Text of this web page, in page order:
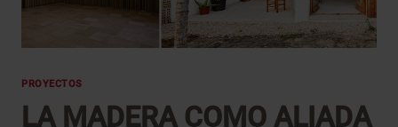
PROYECTOS
LA MADERA COMO ALIADA